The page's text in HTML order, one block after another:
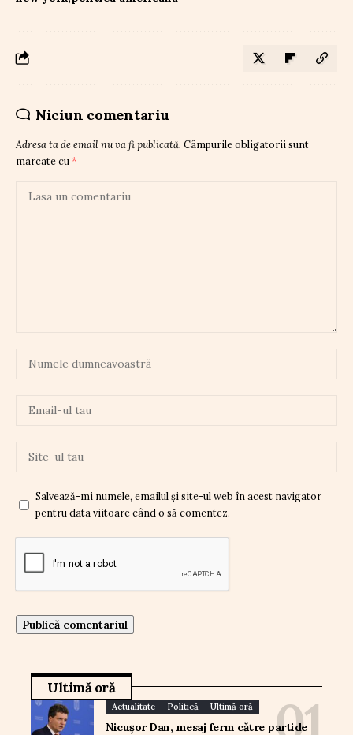
Niciun comentariu
Adresa ta de email nu va fi publicată. Câmpurile obligatorii sunt
marcate cu*
Salvează-mi numele, emailul și site-ul web în acest navigator
pentru data viitoare când o să comentez.
Ultimă oră
Actualitate Politică Ultimă oră
Nicușor Dan, mesaj ferm către partide